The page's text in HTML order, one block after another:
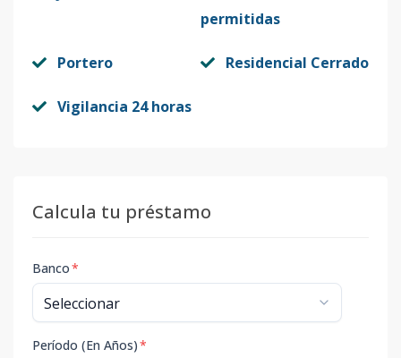
permitidas
Portero Residencial Cerrado
Vigilancia 24 horas
Calcula tu préstamo
Banco*
Período (En Años)*